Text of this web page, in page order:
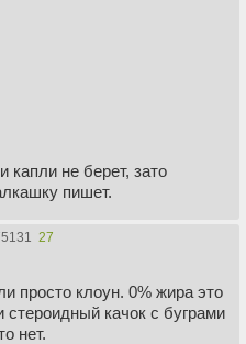
капли не берет, зато
пишет.
27
просто клоун. 0% жира это
качок с буграми
нет.